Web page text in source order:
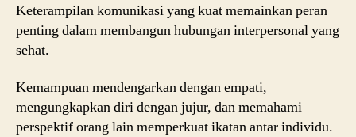
Keterampilan komunikasi yang kuat memainkan peran
penting dalam membangun hubungan interpersonal yang
sehat.
Kemampuan mendengarkan dengan empati,
mengungkapkan diri dengan jujur, dan memahami
perspektif orang lain memperkuat ikatan antar individu.